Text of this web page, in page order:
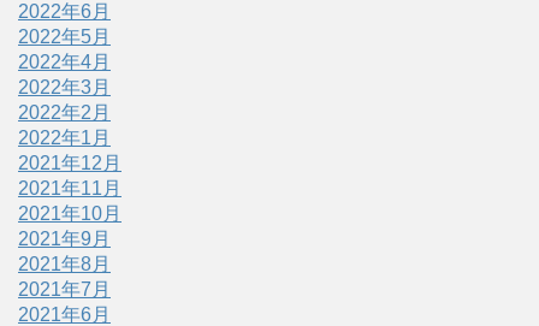
2022年6月
2022年5月
2022年4月
2022年3月
2022年2月
2022年1月
2021年12月
2021年11月
2021年10月
2021年9月
2021年8月
2021年7月
2021年6月